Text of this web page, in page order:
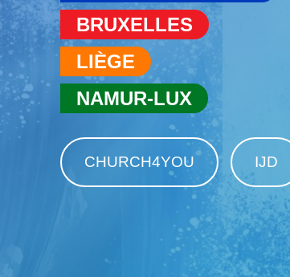
BRUXELLES
LIÈGE
NAMUR-LUX
CHURCH4YOU IJD